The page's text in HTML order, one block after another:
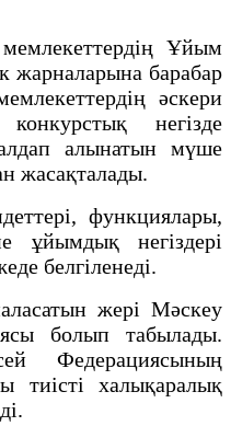
Ұйым
жарналарына барабар
әскери
негізде
алынатын мүше
жасақталады.
функциялары,
негіздері
белгіленеді.
жері Мәскеу
болып табылады.
Федерациясының
тиісті халықаралық